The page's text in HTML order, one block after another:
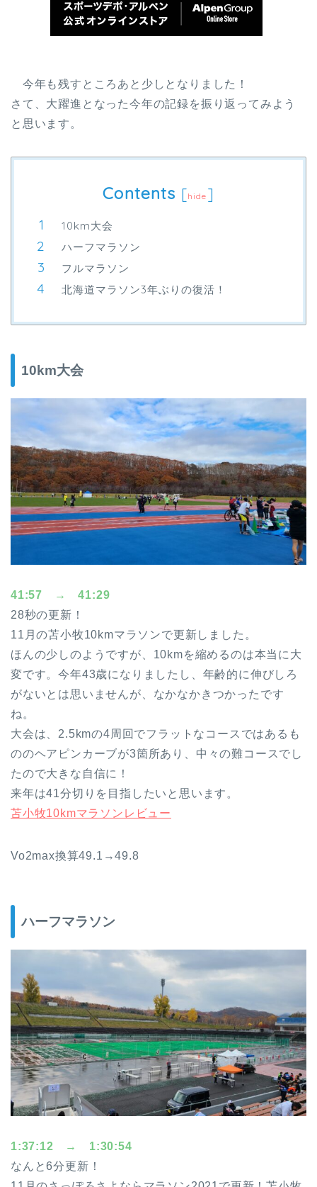
今年も残すところあと少しとなりました！
さて、大躍進となった今年の記録を振り返ってみよう
と思います。
Contents [hide ]
10km大会
ハーフマラソン
フルマラソン
北海道マラソン3年ぶりの復活！
10km大会
41:57 → 41:29
28秒の更新！
11月の苫小牧10kmマラソンで更新しました。
ほんの少しのようですが、10kmを縮めるのは本当に大
変です。今年43歳になりましたし、年齢的に伸びしろ
がないとは思いませんが、なかなかきつかったです
ね。
大会は、2.5kmの4周回でフラットなコースではあるも
ののヘアピンカーブが3箇所あり、中々の難コースでし
たので大きな自信に！
来年は41分切りを目指したいと思います。
苫小牧10kmマラソンレビュー
Vo2max換算49.1→49.8
ハーフマラソン
1:37:12 → 1:30:54
なんと6分更新！